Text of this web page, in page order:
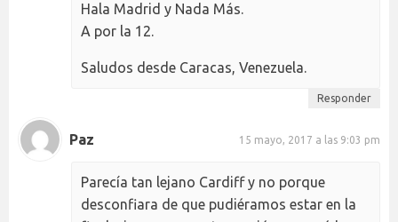
Hala Madrid y Nada Más.
A por la 12.
Saludos desde Caracas, Venezuela.
Responder
Paz 15 mayo, 2017 a las 9:03 pm
Parecía tan lejano Cardiff y no porque
desconfiara de que pudiéramos estar en la